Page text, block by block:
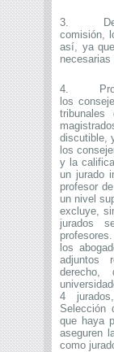
3.
comisión,
así, ya
necesarias
4.
los
discutible,
los
y la
un jurado
profesor
un nivel
excluye,
jurados
los
adjuntos
derecho,
4
Selección
que haya
aseguren
como